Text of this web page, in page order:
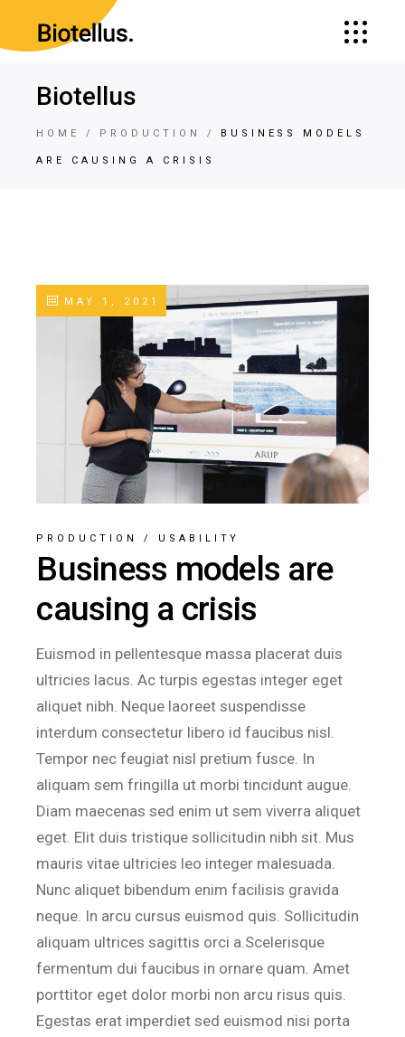
Biotellus
HOME PRODUCTION BUSINESS MODELS
ARE CAUSING A CRISIS
MAY 1, 2021
PRODUCTION / USABILITY
Business models are
causing a crisis
Euismod in pellentesque massa placerat duis
ultricies lacus. Ac turpis egestas integer eget
aliquet nibh. Neque laoreet suspendisse
interdum consectetur libero id faucibus nisl.
Tempor nec feugiat nisl pretium fusce. In
aliquam sem fringilla ut morbi tincidunt augue.
Diam maecenas sed enim ut sem viverra aliquet
eget. Elit duis tristique sollicitudin nibh sit. Mus
mauris vitae ultricies leo integer malesuada.
Nunc aliquet bibendum enim facilisis gravida
neque. In arcu cursus euismod quis. Sollicitudin
aliquam ultrices sagittis orci a.Scelerisque
fermentum dui faucibus in ornare quam. Amet
porttitor eget dolor morbi non arcu risus quis.
Egestas erat imperdiet sed euismod nisi porta